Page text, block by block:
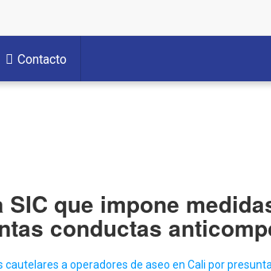
Contacto
que impone
conductas